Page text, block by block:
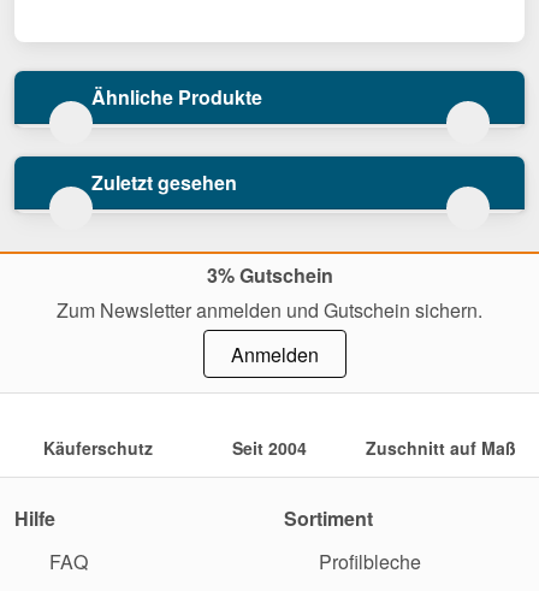
Ähnliche Produkte
Zuletzt gesehen
3% Gutschein
Zum Newsletter anmelden und Gutschein sichern.
Anmelden
Käuferschutz Seit 2004 Zuschnitt auf Maß
Hilfe
FAQ
Sortiment
Profilbleche